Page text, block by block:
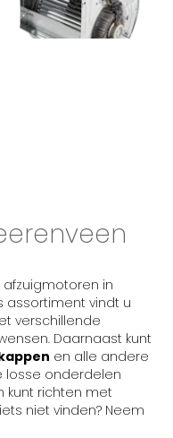
afzuigmotoren in
assortiment vindt u
verschillende
Daarnaast kunt
en alle andere
losse onderdelen
kunt richten met
niet vinden? Neem